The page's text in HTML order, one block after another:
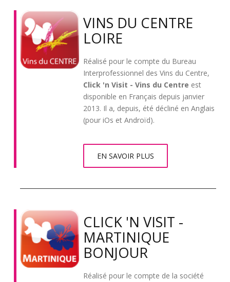
VINS DU CENTRE
LOIRE
Réalisé pour le compte du Bureau
Interprofessionnel des Vins du Centre,
Click 'n Visit - Vins du Centre est
disponible en Français depuis janvier
2013. Il a, depuis, été décliné en Anglais
(pour iOs et Androïd).
EN SAVOIR PLUS
CLICK 'N VISIT -
MARTINIQUE
BONJOUR
Réalisé pour le compte de la société